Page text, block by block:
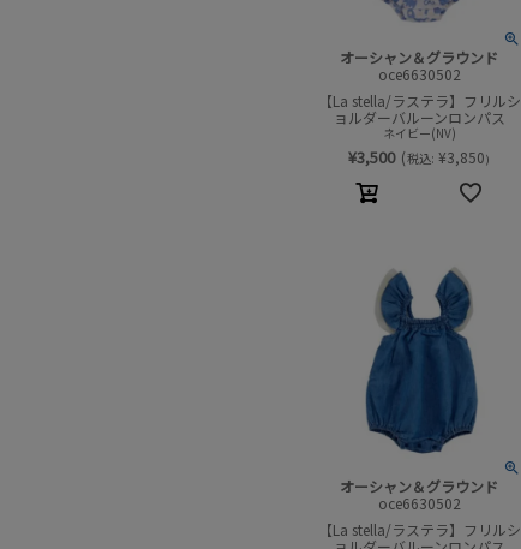
オーシャン＆グラウンド
oce6630502
【La stella/ラステラ】フリルシ
ョルダーバルーンロンパス
ネイビー(NV)
¥3,500 (税込: ¥3,850)
オーシャン＆グラウンド
oce6630502
【La stella/ラステラ】フリルシ